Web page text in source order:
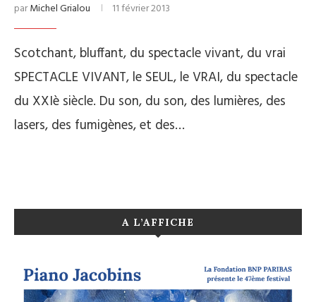
parMichel Grialou 11 février 2013
Scotchant, bluffant, du spectacle vivant, du vrai
SPECTACLE VIVANT, le SEUL, le VRAI, du spectacle
du XXIè siècle. Du son, du son, des lumières, des
lasers, des fumigènes, et des…
A L’AFFICHE